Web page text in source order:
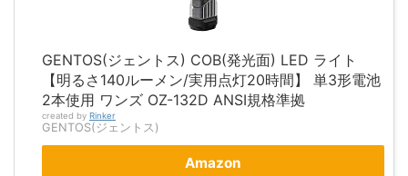
GENTOS(ジェントス) COB(発光面) LED ライト
【明るさ140ルーメン/実用点灯20時間】 単3形電池
2本使用 ワンズ OZ-132D ANSI規格準拠
created by Rinker
GENTOS(ジェントス)
Amazon